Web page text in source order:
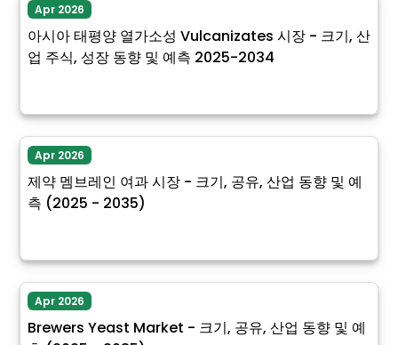
Apr 2026
아시아 태평양 열가소성 Vulcanizates 시장 - 크기, 산
업 주식, 성장 동향 및 예측 2025-2034
Apr 2026
제약 멤브레인 여과 시장 - 크기, 공유, 산업 동향 및 예
측 (2025 - 2035)
Apr 2026
Brewers Yeast Market - 크기, 공유, 산업 동향 및 예